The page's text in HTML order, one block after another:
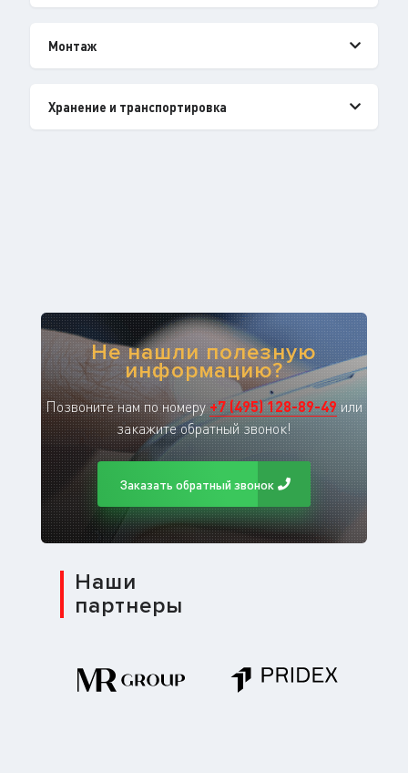
Монтаж
Хранение и транспортировка
Не нашли полезную
информацию?
Позвоните нам по номеру+7(495)128-89-49 или
закажите обратный звонок!
Заказать обратный звонок
Наши
партнеры